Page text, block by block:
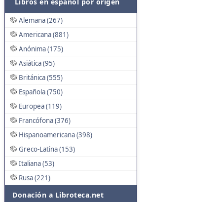
Alemana (267)
Americana (881)
Anónima (175)
Asiática (95)
Británica (555)
Española (750)
Europea (119)
Francófona (376)
Hispanoamericana (398)
Greco-Latina (153)
Italiana (53)
Rusa (221)
Donación a Libroteca.net